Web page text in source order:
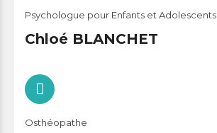
Psychologue pour Enfants et Adolescents
Chloé BLANCHET
Osthéopathe